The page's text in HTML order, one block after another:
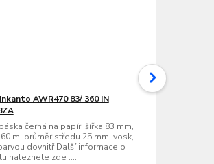
AWR470 83/ 360 IN
černá na papír, šířka 83 mm,
m, průměr středu 25 mm, vosk,
dovnitř Další informace o
naleznete zde ....